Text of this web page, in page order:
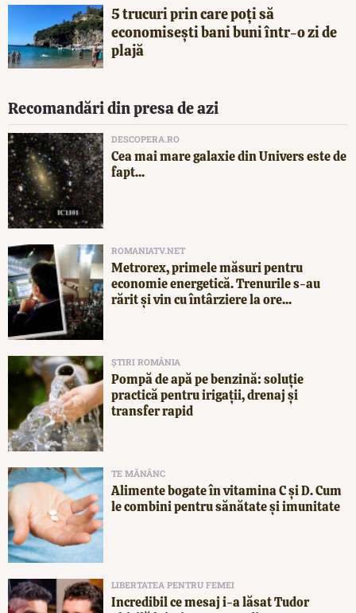
5 trucuri prin care poți să
economisești bani buni într-o zi de
plajă
Recomandări din presa de azi
DESCOPERA.RO
Cea mai mare galaxie din Univers este de
fapt...
ROMANIATV.NET
Metrorex, primele măsuri pentru
economie energetică. Trenurile s-au
rărit și vin cu întârziere la ore...
ȘTIRI ROMÂNIA
Pompă de apă pe benzină: soluție
practică pentru irigații, drenaj și
transfer rapid
TE MĂNÂNC
Alimente bogate în vitamina C și D. Cum
le combini pentru sănătate și imunitate
LIBERTATEA PENTRU FEMEI
Incredibil ce mesaj i-a lăsat Tudor